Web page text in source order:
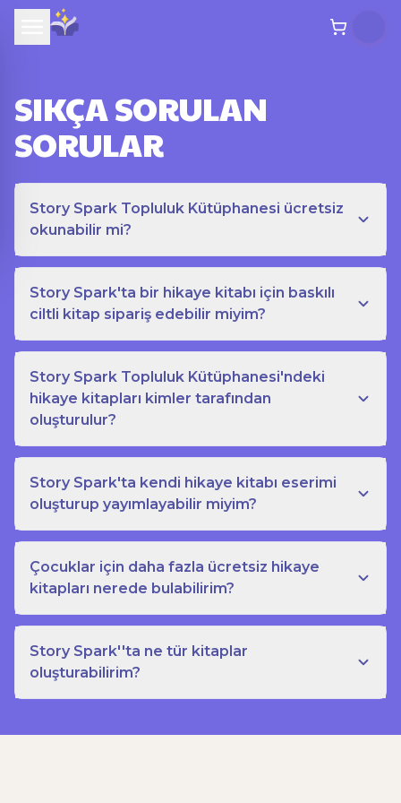
SIKÇA SORULAN
SORULAR
Story Spark Topluluk Kütüphanesi ücretsiz
okunabilir mi?
Story Spark'ta bir hikaye kitabı için baskılı
ciltli kitap sipariş edebilir miyim?
Story Spark Topluluk Kütüphanesi'ndeki
hikaye kitapları kimler tarafından
oluşturulur?
Story Spark'ta kendi hikaye kitabı eserimi
oluşturup yayımlayabilir miyim?
Çocuklar için daha fazla ücretsiz hikaye
kitapları nerede bulabilirim?
Story Spark''ta ne tür kitaplar
oluşturabilirim?